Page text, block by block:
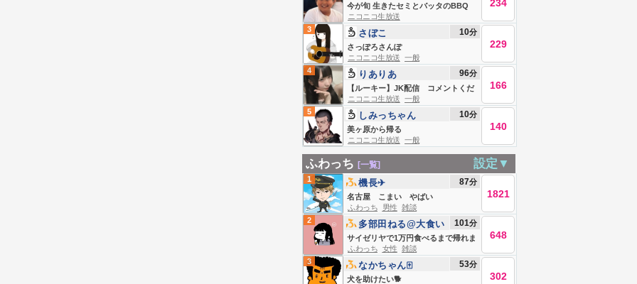
今が旬 生きたセミとバッタのBBQ 234
ニコニコ生放送
3
さっぽろさんぽ
さぼこ 10分
229
ニコニコ生放送 一般
4
【ルーキー】JK配信 コメントくだ
さい
りありあ 96分
166
ニコニコ生放送 一般
5
美ヶ原から帰る
しみっちゃん 10分
140
ニコニコ生放送 一般
ふわっち [一覧] 設定▼
1
名古屋 こまい やばい
機長✈︎ 87分
1821
ふわっち 男性 雑談
2
サイゼリヤで1万円食べるまで帰れま
せん【第925回】
多部田ねる@大食い 101分
648
ふわっち 女性 雑談
3
犬を助けたい🐕
なかちゃん🀄️ 53分
302